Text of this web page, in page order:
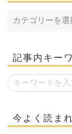
記事内キー
今よく読ま